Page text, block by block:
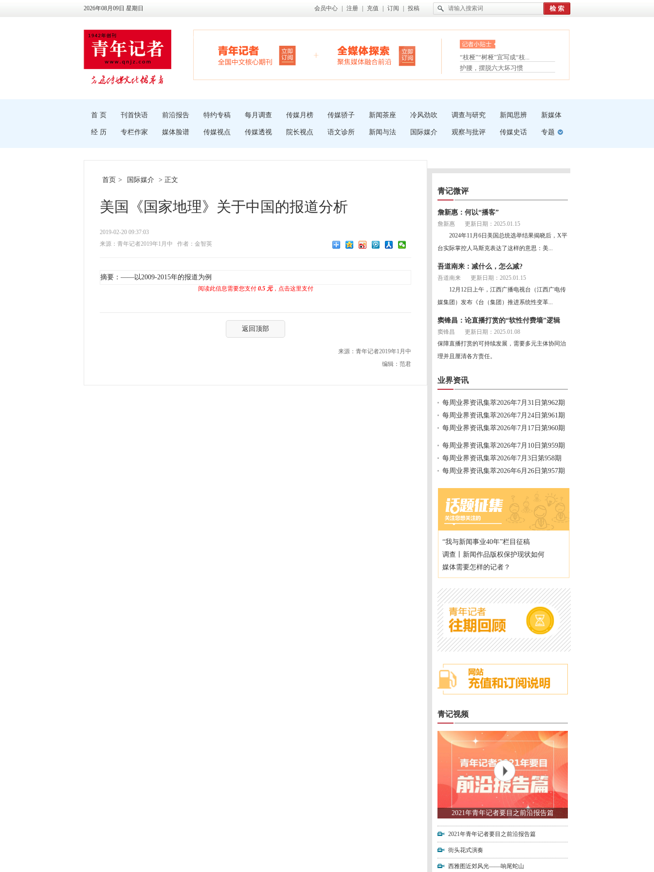
2026年08月09日 星期日 会员中心 注册 充值 订阅 投稿
眼白变红或是结膜下出血
“枝桠”“树桠”宜写成“枝...
夏天缓解疲劳有三招
护腰，摆脱六大坏习惯
受伤了冰敷还是热敷
首 页 刊首快语 前沿报告 特约专稿 每月调查 传媒月榜 传媒骄子 新闻茶座 冷风劲吹 调查与研究 新闻思辨 新媒体
经 历 专栏作家 媒体脸谱 传媒视点 传媒透视 院长视点 语文诊所 新闻与法 国际媒介 观察与批评 传媒史话 专题
首页 > 国际媒介 > 正文
美国《国家地理》关于中国的报道分析
2019-02-20 09:37:03
来源：青年记者2019年1月中
作者：金智英
摘要：——以2009-2015年的报道为例
阅读此信息需要您支付 0.5 元，点击这里支付
返回顶部
来源：青年记者2019年1月中
编辑：范君
青记微评
詹新惠：何以“播客”
詹新惠
更新日期：2025.01.15
2024年11月6日美国总统选举结果揭晓后，X平
台实际掌控人马斯克表达了这样的意思：美...
吾道南来：减什么，怎么减?
吾道南来
更新日期：2025.01.15
12月12日上午，江西广播电视台（江西广电传
媒集团）发布《台（集团）推进系统性变革...
窦锋昌：论直播打赏的“软性付费墙”逻辑
窦锋昌
更新日期：2025.01.08
保障直播打赏的可持续发展，需要多元主体协同治
理并且厘清各方责任。
业界资讯
每周业界资讯集萃2026年7月31日第962期
每周业界资讯集萃2026年7月24日第961期
每周业界资讯集萃2026年7月17日第960期
每周业界资讯集萃2026年7月10日第959期
每周业界资讯集萃2026年7月3日第958期
每周业界资讯集萃2026年6月26日第957期
“我与新闻事业40年”栏目征稿
调查丨新闻作品版权保护现状如何
媒体需要怎样的记者？
青记视频
2021年青年记者要目之前沿报告篇
2021年青年记者要目之前沿报告篇
街头花式演奏
西雅图近郊风光——响尾蛇山